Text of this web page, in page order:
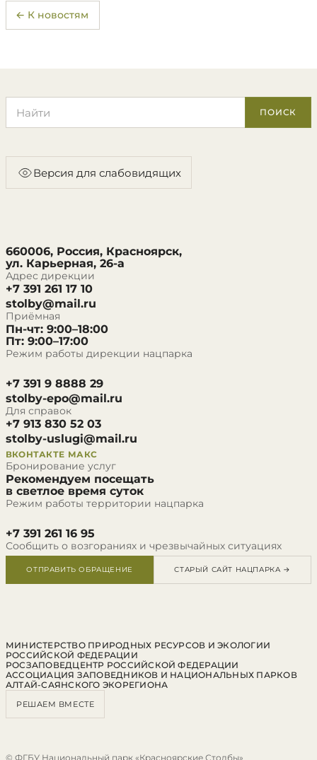
← К новостям
ПОИСК
Версия для слабовидящих
660006, Россия, Красноярск,
ул. Карьерная, 26-а
Адрес дирекции
+7 391 261 17 10
stolby@mail.ru
Приёмная
Пн-чт: 9:00–18:00
Пт: 9:00–17:00
Режим работы дирекции нацпарка
+7 391 9 8888 29
stolby-epo@mail.ru
Для справок
+7 913 830 52 03
stolby-uslugi@mail.ru
ВКОНТАКТЕ МАКС
Бронирование услуг
Рекомендуем посещать
в светлое время суток
Режим работы территории нацпарка
+7 391 261 16 95
Сообщить о возгораниях и чрезвычайных ситуациях
ОТПРАВИТЬ ОБРАЩЕНИЕ СТАРЫЙ САЙТ НАЦПАРКА →
МИНИСТЕРСТВО ПРИРОДНЫХ РЕСУРСОВ И ЭКОЛОГИИ
РОССИЙСКОЙ ФЕДЕРАЦИИ
РОСЗАПОВЕДЦЕНТР РОССИЙСКОЙ ФЕДЕРАЦИИ
АССОЦИАЦИЯ ЗАПОВЕДНИКОВ И НАЦИОНАЛЬНЫХ ПАРКОВ
АЛТАЙ-САЯНСКОГО ЭКОРЕГИОНА
РЕШАЕМ ВМЕСТЕ
© ФГБУ Национальный парк «Красноярские Столбы»